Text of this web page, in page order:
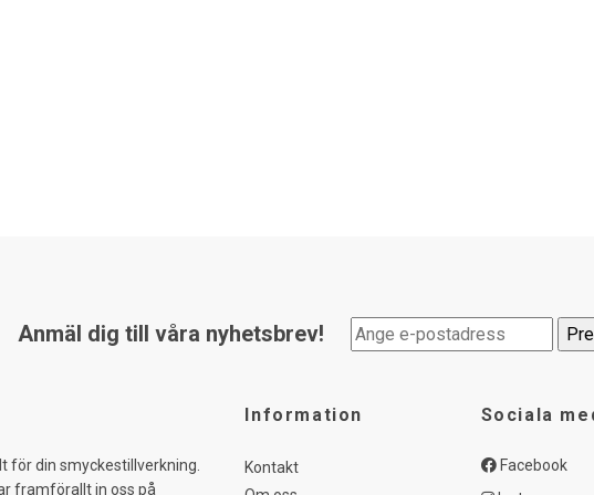
Anmäl dig till våra nyhetsbrev!
för din smyckestillverkning.
framförallt in oss på
Information
Kontakt
Sociala
Facebook